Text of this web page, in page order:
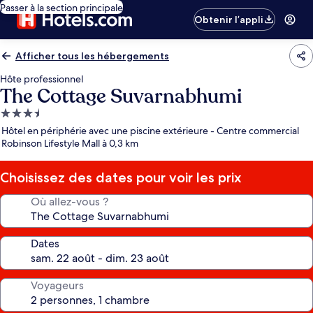
Passer à la section principale
Obtenir l’appli
Afficher tous les hébergements
Hôte professionnel
The Cottage Suvarnabhumi
Hébergement
3.5 étoiles
Hôtel en périphérie avec une piscine extérieure - Centre commercial
Robinson Lifestyle Mall à 0,3 km
Choisissez des dates pour voir les prix
Où allez-vous ?
Dates
Voyageurs